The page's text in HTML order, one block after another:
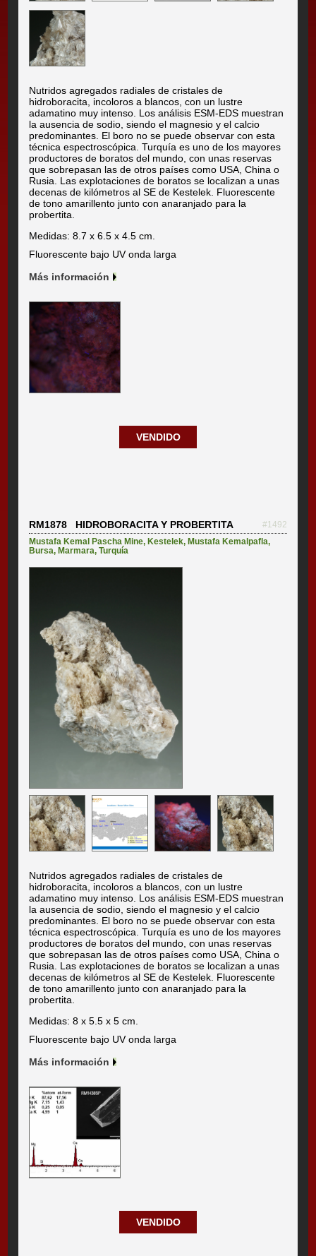
Nutridos agregados radiales de cristales de
hidroboracita, incoloros a blancos, con un lustre
adamatino muy intenso. Los análisis ESM-EDS muestran
la ausencia de sodio, siendo el magnesio y el calcio
predominantes. El boro no se puede observar con esta
técnica espectroscópica. Turquía es uno de los mayores
productores de boratos del mundo, con unas reservas
que sobrepasan las de otros países como USA, China o
Rusia. Las explotaciones de boratos se localizan a unas
decenas de kilómetros al SE de Kestelek. Fluorescente
de tono amarillento junto con anaranjado para la
probertita.
Medidas: 8.7 x 6.5 x 4.5 cm.
Fluorescente bajo UV onda larga
Más información
VENDIDO
RM1878 HIDROBORACITA Y PROBERTITA
#1492
Mustafa Kemal Pascha Mine, Kestelek, Mustafa Kemalpafla,
Bursa, Marmara,Turquía
Nutridos agregados radiales de cristales de
hidroboracita, incoloros a blancos, con un lustre
adamatino muy intenso. Los análisis ESM-EDS muestran
la ausencia de sodio, siendo el magnesio y el calcio
predominantes. El boro no se puede observar con esta
técnica espectroscópica. Turquía es uno de los mayores
productores de boratos del mundo, con unas reservas
que sobrepasan las de otros países como USA, China o
Rusia. Las explotaciones de boratos se localizan a unas
decenas de kilómetros al SE de Kestelek. Fluorescente
de tono amarillento junto con anaranjado para la
probertita.
Medidas: 8 x 5.5 x 5 cm.
Fluorescente bajo UV onda larga
Más información
VENDIDO